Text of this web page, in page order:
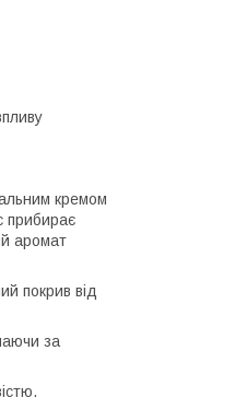
кремом
прибирає
аромат
покрив від
за